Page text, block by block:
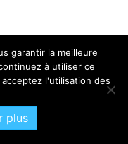
garantir la meilleure
à utiliser ce
l'utilisation des
plus